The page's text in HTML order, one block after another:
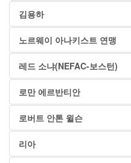
김용하
노르웨이 아나키스트 연맹
레드 소냐(NEFAC-보스턴)
로만 에르반티안
로버트 안톤 윌슨
리아